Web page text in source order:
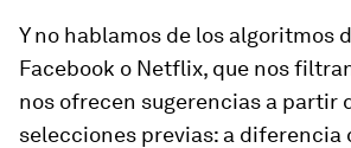
Y no hablamos de los algoritmos
Facebook o Netflix, que nos
nos ofrecen sugerencias a partir
selecciones previas: a diferencia